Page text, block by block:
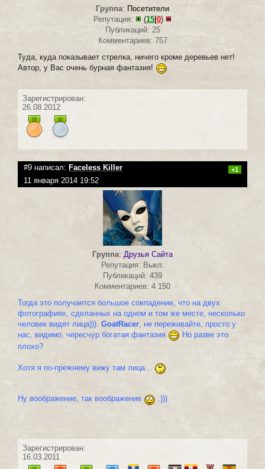
Группа: Посетители
Репутация:
(15|0)
Публикаций: 25
Комментариев: 757
Туда, куда показывает стрелка, ничего кроме деревьев нет!
Автор, у Вас очень бурная фантазия!
Зарегистрирован:
26.08.2012
#9 написал: Faceless Killer +1
11 января 2014 19:52
Группа: Друзья Сайта
Репутация: Выкл.
Публикаций: 439
Комментариев: 4 150
Тогда это получается большое совпадение, что на двух
фотографиях, сделанных на одном и том же месте, несколько
человек видят лица))). GoatRacer , не переживайте, просто у
нас, видимо, чересчур богатая фантазия
Но разве это
плохо?
Хотя я по-прежнему вижу там лица...
Ну воображение, так воображение :)))
Зарегистрирован:
16.03.2011